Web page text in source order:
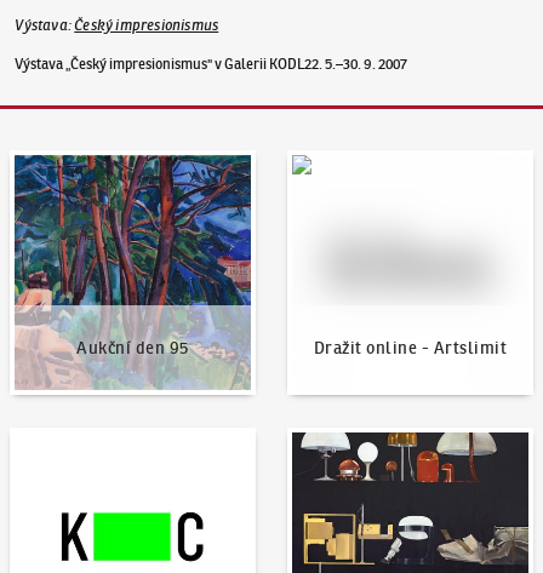
Výstava:Český impresionismus
Výstava „Český impresionismus" v Galerii KODL22. 5.–30. 9. 2007
Aukční den 95
Aukční den 95
Dražit online - Artslimit
Dražit online - Artslimit
Aktuality